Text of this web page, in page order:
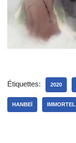
Étiquettes: 2020
HANBEÏ IMMORTEL